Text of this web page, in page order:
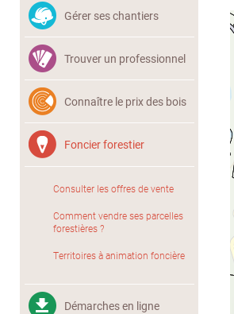
Gérer ses chantiers
Trouver un professionnel
Connaître le prix des bois
Foncier forestier
Consulter les offres de vente
Comment vendre ses parcelles
forestières ?
Territoires à animation foncière
Démarches en ligne